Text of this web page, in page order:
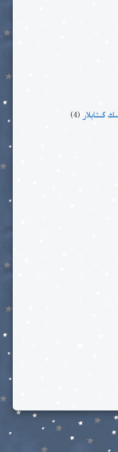
كىتابلار (4)